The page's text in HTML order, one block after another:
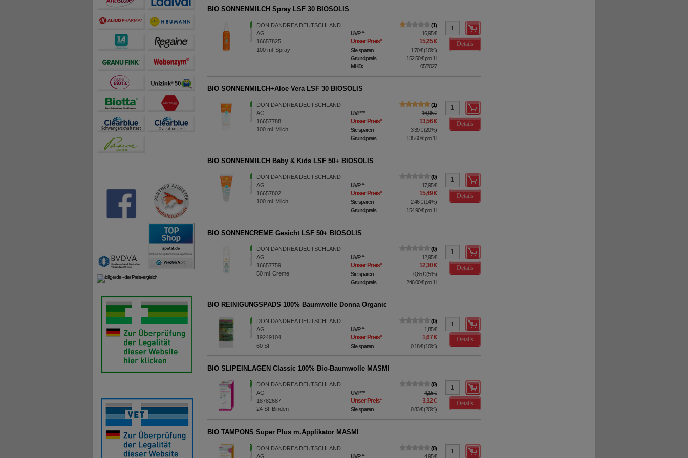
BIO SONNENMILCH Spray LSF 30 BIOSOLIS
DON DANDREA DEUTSCHLAND
AG
16657825
100 ml Spray
1
UVP** 16,95 €
Unser Preis* 15,25 €
Sie sparen 1,70 €(10%)
Grundpreis
152,50 €pro 1 l
MHD:
05/2027
Details
BIO SONNENMILCH+Aloe Vera LSF 30 BIOSOLIS
DON DANDREA DEUTSCHLAND
AG
16657788
100 ml Milch
1
UVP** 16,95 €
Unser Preis* 13,56 €
Sie sparen 3,39 €(20%)
Grundpreis
135,60 €pro 1 l
Details
BIO SONNENMILCH Baby & Kids LSF 50+ BIOSOLIS
DON DANDREA DEUTSCHLAND
AG
16657802
100 ml Milch
0
UVP** 17,95 €
Unser Preis* 15,49 €
Sie sparen 2,46 €(14%)
Grundpreis
154,90 €pro 1 l
Details
BIO SONNENCREME Gesicht LSF 50+ BIOSOLIS
DON DANDREA DEUTSCHLAND
AG
16657759
50 ml Creme
0
UVP** 12,95 €
Unser Preis* 12,30 €
Sie sparen 0,65 €(5%)
Grundpreis
246,00 €pro 1 l
Details
BIO REINIGUNGSPADS 100% Baumwolle Donna Organic
DON DANDREA DEUTSCHLAND
AG
19249104
60St
0
UVP** 1,85 €
Unser Preis* 1,67 €
Sie sparen 0,18 €(10%)
Details
BIO SLIPEINLAGEN Classic 100% Bio-Baumwolle MASMI
DON DANDREA DEUTSCHLAND
AG
18782687
24St Binden
0
UVP** 4,15 €
Unser Preis* 3,32 €
Sie sparen 0,83 €(20%)
Details
BIO TAMPONS Super Plus m.Applikator MASMI
DON DANDREA DEUTSCHLAND
AG
0
UVP** 4,95 €